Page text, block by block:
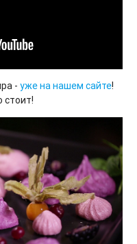
- уже на нашем сайте!
стоит!